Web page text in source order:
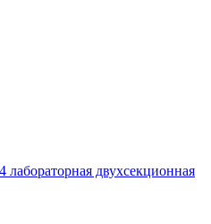
двухсекционная